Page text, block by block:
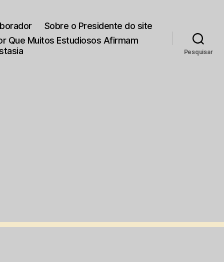
Sobre o Presidente do site
Que Muitos Estudiosos Afirmam
Pesquisar